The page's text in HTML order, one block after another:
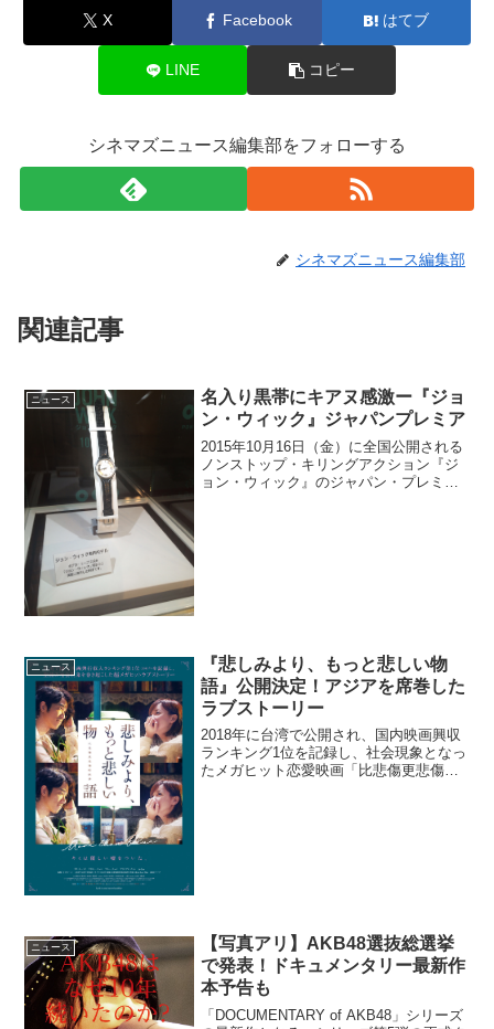
X Facebook はてブ
LINE コピー
シネマズニュース編集部をフォローする
シネマズニュース編集部
関連記事
ニュース
名入り黒帯にキアヌ感激ー『ジョ
ン・ウィック』ジャパンプレミア
2015年10月16日（金）に全国公開される
ノンストップ・キリングアクション『ジ
ョン・ウィック』のジャパン・プレミア
ニュース
『悲しみより、もっと悲しい物
語』公開決定！アジアを席巻した
ラブストーリー
2018年に台湾で公開され、国内映画興収
ランキング1位を記録し、社会現象となっ
たメガヒット恋愛映画「比悲傷更悲傷的
ニュース
【写真アリ】AKB48選抜総選挙
で発表！ドキュメンタリー最新作
本予告も
「DOCUMENTARY of AKB48」シリーズ